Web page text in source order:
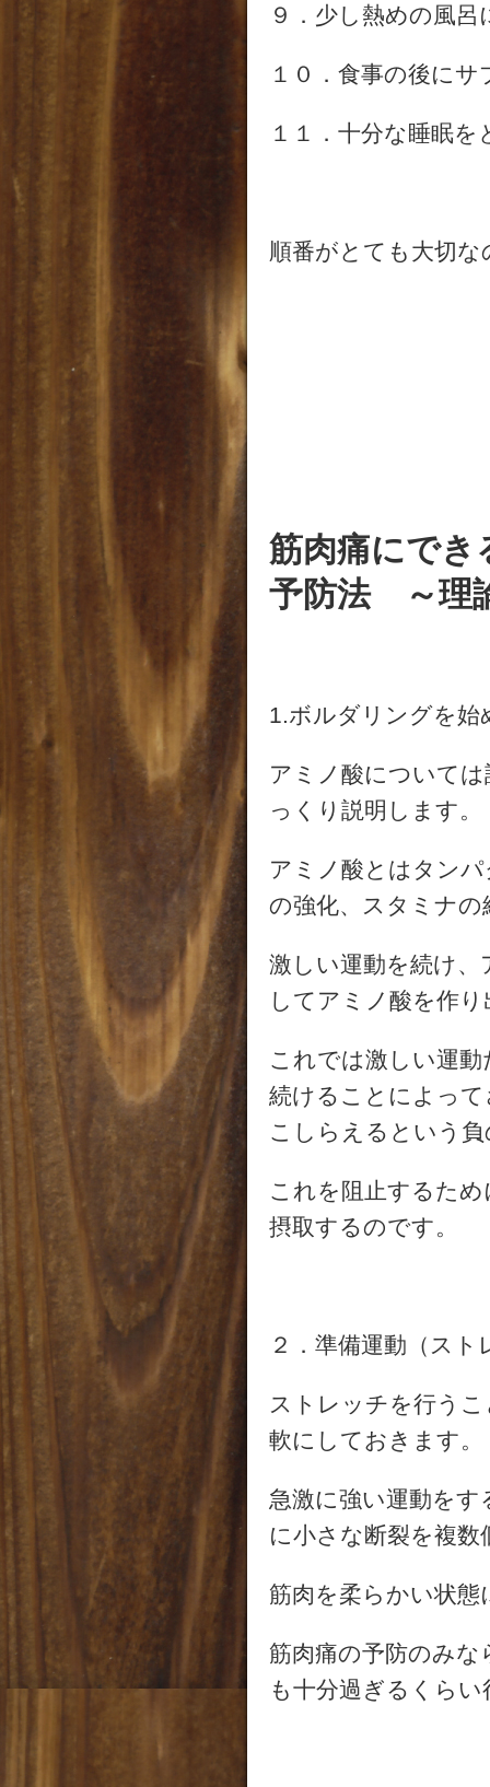
９．少し熱めの風呂
１０．食事の後に
１１．十分な睡眠を
順番がとても大切
筋肉痛にでき
予防法 ～理
1.ボルダリングを始
アミノ酸について
っくり説明します。
アミノ酸とはタン
の強化、スタミナの
激しい運動を続け、
してアミノ酸を作
これでは激しい運
続けることによっ
こしらえるという
これを阻止するた
摂取するのです。
２．準備運動（ス
ストレッチを行う
軟にしておきます。
急激に強い運動を
に小さな断裂を複
筋肉を柔らかい状
筋肉痛の予防のみ
も十分過ぎるくら